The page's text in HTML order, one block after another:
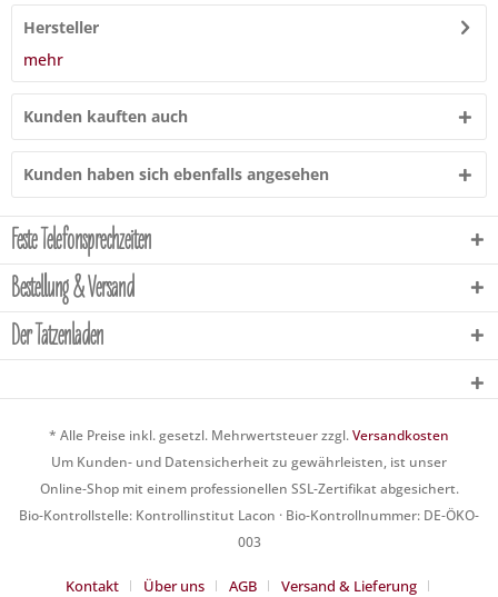
Hersteller
mehr
Kunden kauften auch
Kunden haben sich ebenfalls angesehen
Feste Telefonsprechzeiten
Bestellung & Versand
Der Tatzenladen
* Alle Preise inkl. gesetzl. Mehrwertsteuer zzgl.Versandkosten
Um Kunden- und Datensicherheit zu gewährleisten, ist unser
Online-Shop mit einem professionellen SSL-Zertifikat abgesichert.
Bio-Kontrollstelle: Kontrollinstitut Lacon · Bio-Kontrollnummer: DE-ÖKO-
003
Kontakt Über uns AGB Versand & Lieferung